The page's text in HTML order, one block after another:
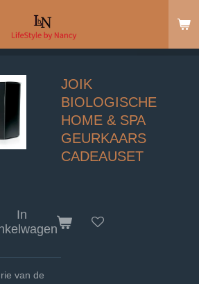
JOIK
BIOLOGISCHE
HOME & SPA
GEURKAARS
CADEAUSET
In
van de